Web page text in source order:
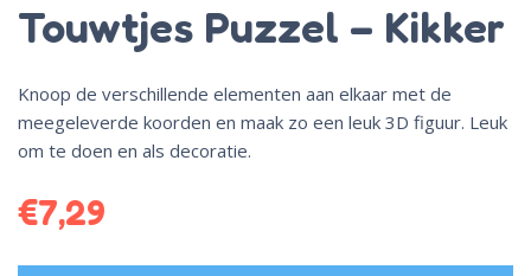
Touwtjes Puzzel – Kikker
Knoop de verschillende elementen aan elkaar met de
meegeleverde koorden en maak zo een leuk 3D figuur. Leuk
om te doen en als decoratie.
€7,29